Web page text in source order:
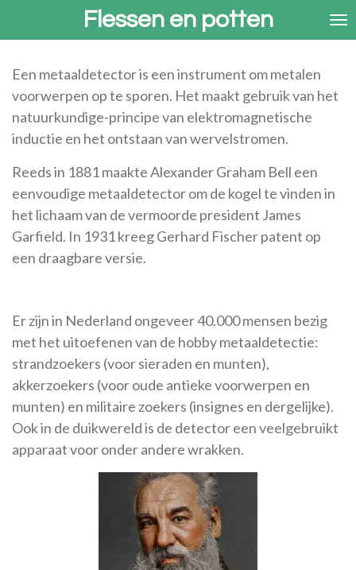
de
Flessen en potten
Een metaaldetector is een instrument om metalen
voorwerpen op te sporen. Het maakt gebruik van het
natuurkundige-principe van elektromagnetische
inductie en het ontstaan van wervelstromen.
Reeds in 1881 maakte Alexander Graham Bell een
eenvoudige metaaldetector om de kogel te vinden in
het lichaam van de vermoorde president James
Garfield. In 1931 kreeg Gerhard Fischer patent op
een draagbare versie.
Er zijn in Nederland ongeveer 40.000 mensen bezig
met het uitoefenen van de hobby metaaldetectie:
strandzoekers (voor sieraden en munten),
akkerzoekers (voor oude antieke voorwerpen en
munten) en militaire zoekers (insignes en dergelijke).
Ook in de duikwereld is de detector een veelgebruikt
apparaat voor onder andere wrakken.